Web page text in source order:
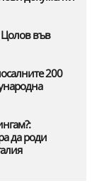
във
200
да роди